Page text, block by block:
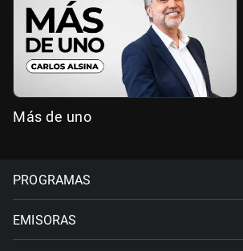
Más de uno
PROGRAMAS
EMISORAS